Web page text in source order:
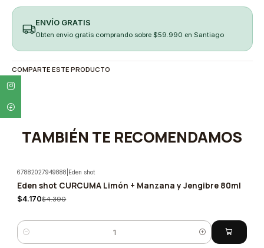
ENVÍO GRATIS
Obten envio gratis comprando sobre $59.990 en Santiago
COMPARTE ESTE PRODUCTO
TAMBIÉN TE RECOMENDAMOS
-5%
67882027949888 Eden shot
Eden shot CURCUMA Limón + Manzana y Jengibre 80ml
$4.170$4.390
Quantity